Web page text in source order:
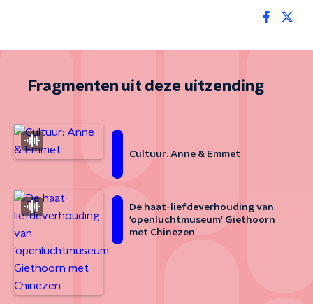
Fragmenten uit deze uitzending
Cultuur: Anne & Emmet
De haat-liefdeverhouding van
'openluchtmuseum' Giethoorn
met Chinezen